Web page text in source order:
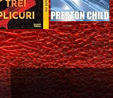
Gică